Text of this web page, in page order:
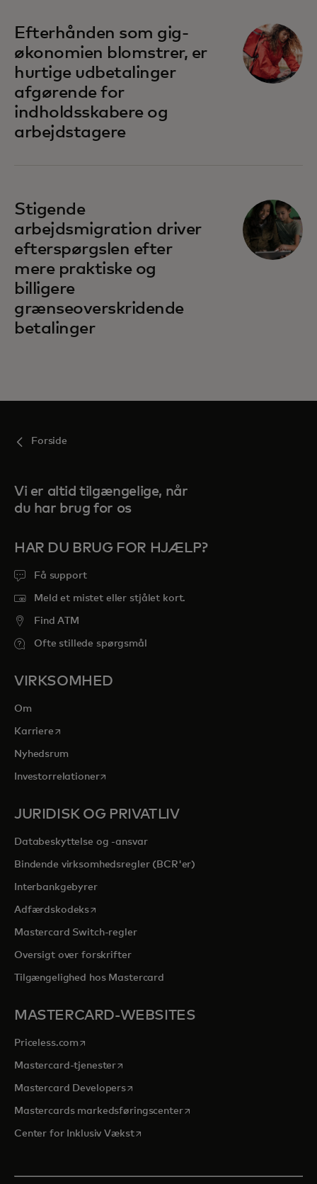
Efterhånden som gig-
økonomien blomstrer, er
hurtige udbetalinger
afgørende for
indholdsskabere og
arbejdstagere
Stigende
arbejdsmigration driver
efterspørgslen efter
mere praktiske og
billigere
grænseoverskridende
betalinger
Forside
Vi er altid tilgængelige, når
du har brug for os
HAR DU BRUG FOR HJÆLP?
Få support
Meld et mistet eller stjålet kort.
Find ATM
Ofte stillede spørgsmål
VIRKSOMHED
Om
Karriereopens in a new tab
Nyhedsrum
Investorrelationeropens in a new tab
JURIDISK OG PRIVATLIV
Databeskyttelse og -ansvar
Bindende virksomhedsregler (BCR'er)
Interbankgebyrer
Adfærdskodeksopens in a new tab
Mastercard Switch-regler
Oversigt over forskrifter
Tilgængelighed hos Mastercard
MASTERCARD-WEBSITES
Priceless.com opens in a new tab
Mastercard-tjenesteropens in a new tab
Mastercard Developersopens in a new tab
Mastercards markedsføringscenteropens in a new tab
Center for Inklusiv Vækstopens in a new tab